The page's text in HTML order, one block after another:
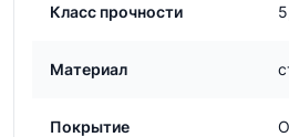
Класс прочности
Материал
Покрытие